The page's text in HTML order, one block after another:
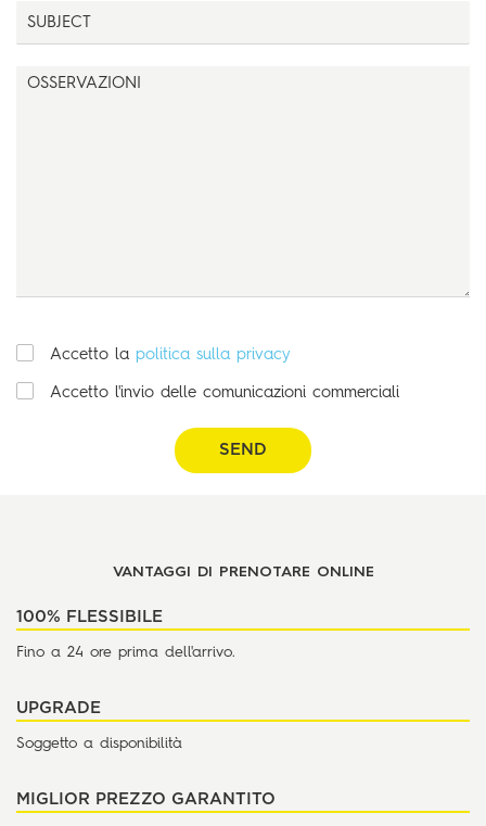
Accetto la politica sulla privacy
Accetto l'invio delle comunicazioni commerciali
SEND
VANTAGGI DI PRENOTARE ONLINE
100% FLESSIBILE
Fino a 24 ore prima dell'arrivo.
UPGRADE
Soggetto a disponibilità
MIGLIOR PREZZO GARANTITO